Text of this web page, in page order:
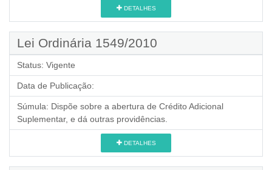
DETALHES
Lei Ordinária 1549/2010
Status: Vigente
Data de Publicação:
Súmula: Dispõe sobre a abertura de Crédito Adicional
Suplementar, e dá outras providências.
DETALHES